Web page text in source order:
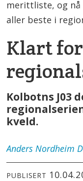
merittliste, og
aller beste i
Klart
Kolbotns J03
kveld.
Anders Nordheim
PUBLISERT